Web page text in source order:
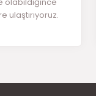
ulaştırıyoruz.